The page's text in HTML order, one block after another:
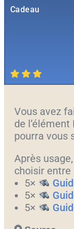
Cadeau
Vous avez
de
pourra vous
Après
choisir entre
5×
5×
5×